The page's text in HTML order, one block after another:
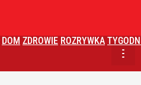
DOM ZDROWIE ROZRYWKA